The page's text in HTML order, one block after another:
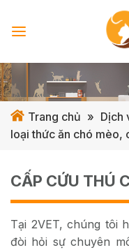
Trang chủ » Dịch
loại thức ăn chó mèo,
CẤP CỨU THÚ
Tại 2VET, chúng tôi
đòi hỏi sự chuyên